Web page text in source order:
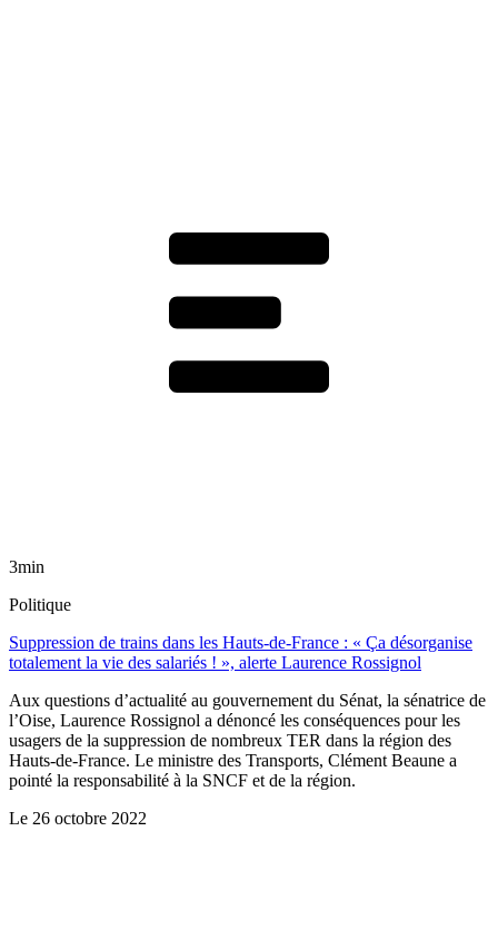
3min
Politique
Suppression de trains dans les Hauts-de-France : « Ça désorganise
totalement la vie des salariés ! », alerte Laurence Rossignol
Aux questions d’actualité au gouvernement du Sénat, la sénatrice de
l’Oise, Laurence Rossignol a dénoncé les conséquences pour les
usagers de la suppression de nombreux TER dans la région des
Hauts-de-France. Le ministre des Transports, Clément Beaune a
pointé la responsabilité à la SNCF et de la région.
Le 26 octobre 2022